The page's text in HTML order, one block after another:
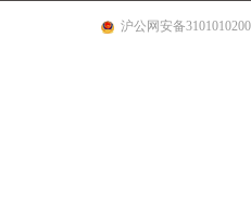
沪公网安备